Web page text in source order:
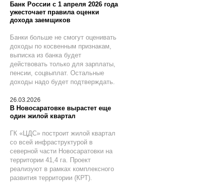
Банк России с 1 апреля 2026 года
ужесточает правила оценки
дохода заемщиков
Банки больше не смогут оценивать
доходы по косвенным признакам,
выписка из банка будет
действовать только для зарплаты,
пенсии, соцвыплат. Остальные
доходы надо будет подтверждать.
26.03.2026
В Новосаратовке вырастет еще
один жилой квартал
ГК «ЦДС» построит жилой квартал
со всей инфраструктурой в
северной части Новосаратовки на
территории 41,4 га. Проект
реализуют в рамках комплексного
развития территории (КРТ).